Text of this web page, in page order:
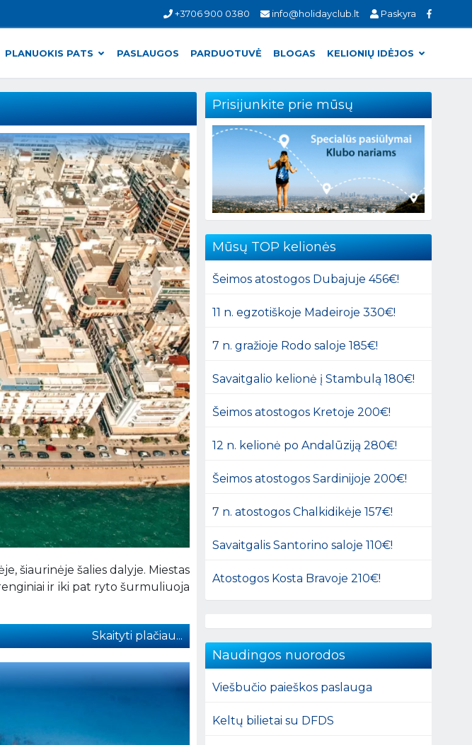
+3706 900 0380 info@holidayclub.lt Paskyra
PLANUOKIS PATS PASLAUGOS PARDUOTUVĖ BLOGAS KELIONIŲ IDĖJOS
šiaurinėje šalies dalyje. Miestas
ir iki pat ryto šurmuliuoja
Skaityti plačiau...
Prisijunkite prie mūsų
Mūsų TOP kelionės
Šeimos atostogos Dubajuje 456€!
11 n. egzotiškoje Madeiroje 330€!
7 n. gražioje Rodo saloje 185€!
Savaitgalio kelionė į Stambulą 180€!
Šeimos atostogos Kretoje 200€!
12 n. kelionė po Andalūziją 280€!
Šeimos atostogos Sardinijoje 200€!
7 n. atostogos Chalkidikėje 157€!
Savaitgalis Santorino saloje 110€!
Atostogos Kosta Bravoje 210€!
Naudingos nuorodos
Viešbučio paieškos paslauga
Keltų bilietai su DFDS